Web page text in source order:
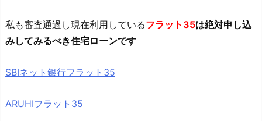
私も審査通過し現在利用しているフラット35は絶対申し込
みしてみるべき住宅ローンです
SBIネット銀行フラット35
ARUHIフラット35